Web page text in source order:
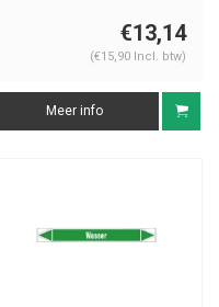
€13,14
(€15,90 Incl. btw)
Meer info